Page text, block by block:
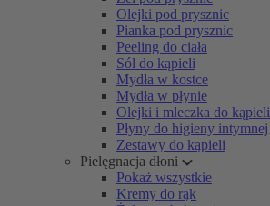
Olejki pod prysznic
Pianka pod prysznic
Peeling do ciała
Sól do kąpieli
Mydła w kostce
Mydła w płynie
Olejki i mleczka do kąpieli
Płyny do higieny intymnej
Zestawy do kąpieli
Pielęgnacja dłoni
Pokaż wszystkie
Kremy do rąk